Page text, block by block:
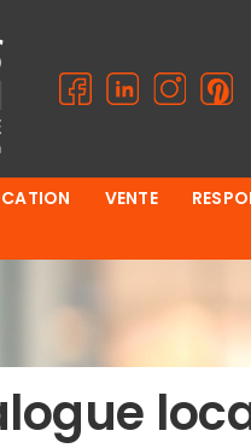
VENTE